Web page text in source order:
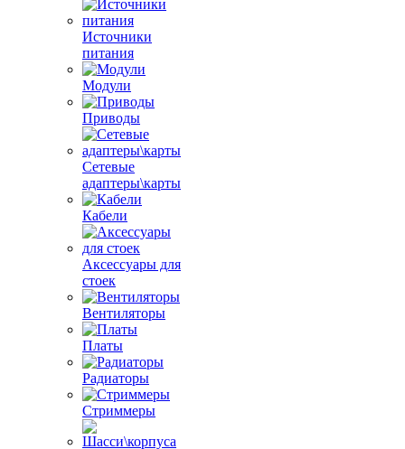
Источники
питания
Модули
Приводы
Сетевые
адаптеры\карты
Кабели
Аксессуары для
стоек
Вентиляторы
Платы
Радиаторы
Стриммеры